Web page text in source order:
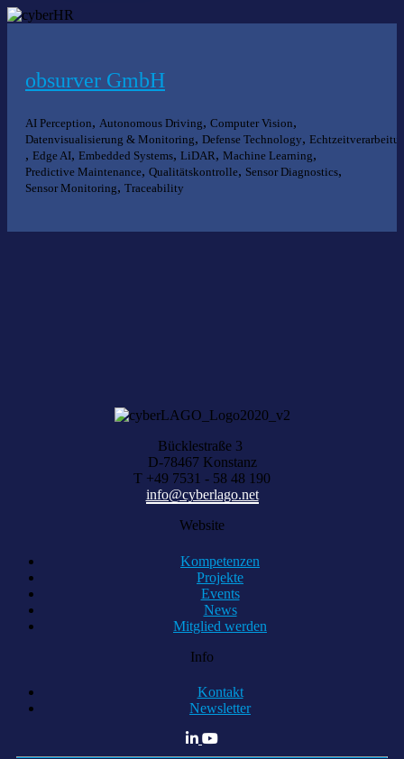
obsurver GmbH
AI Perception, Autonomous Driving, Computer Vision,
Datenvisualisierung & Monitoring, Defense Technology,
, Edge AI, Embedded Systems, LiDAR, Machine Learning,
Predictive Maintenance, Qualitätskontrolle, Sensor Diagnostics,
Sensor Monitoring, Traceability
Bücklestraße 3
D-78467 Konstanz
T +49 7531 - 58 48 190
info@cyberlago.net
Website
Kompetenzen
Projekte
Events
News
Mitglied werden
Info
Kontakt
Newsletter